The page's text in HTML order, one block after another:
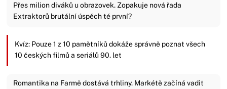
Přes milion diváků u obrazovek. Zopakuje nová řada
Extraktorů brutální úspěch té první?
Kvíz: Pouze 1 z 10 pamětníků dokáže správně poznat všech
10 českých filmů a seriálů 90. let
Romantika na Farmě dostává trhliny. Markétě začíná vadit